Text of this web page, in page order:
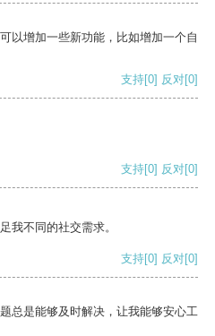
以增加一些新功能，比如增加一个自
支持[0] 反对[0]
支持[0] 反对[0]
我不同的社交需求。
支持[0] 反对[0]
总是能够及时解决，让我能够安心工